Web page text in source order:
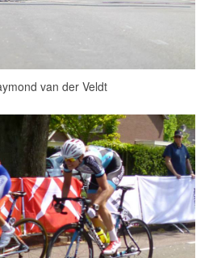
van der Veldt